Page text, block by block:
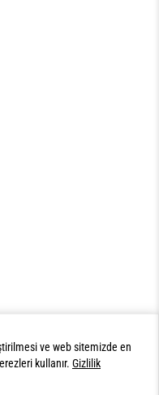
ve web sitemizde en
kullanır. Gizlilik